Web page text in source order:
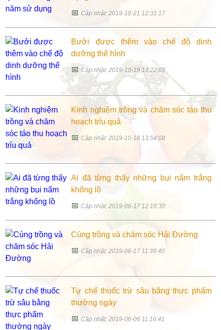
📅Cập nhật: 2019-10-21 12:31:17
Bưởi được thêm vào chế độ dinh
dưỡng thể hình
📅Cập nhật: 2019-10-19 13:22:03
Kinh nghiệm trồng và chăm sóc táo thu
hoạch trỉu quả
📅Cập nhật: 2019-10-18 13:54:08
Ai đã từng thấy những bụi nấm trắng
khổng lồ
📅Cập nhật: 2019-06-17 12:18:30
Cùng trồng và chăm sóc Hải Đường
📅Cập nhật: 2019-06-17 11:39:40
Tự chế thuốc trừ sâu bằng thực phẩm
thường ngày
📅Cập nhật: 2019-06-06 11:16:41